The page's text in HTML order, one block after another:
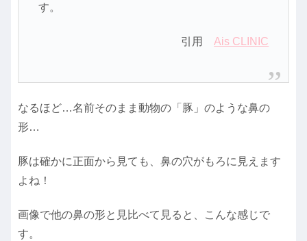
す。
引用Ais CLINIC
なるほど…名前そのまま動物の「豚」のような鼻の
形…
豚は確かに正面から見ても、鼻の穴がもろに見えます
よね！
画像で他の鼻の形と見比べて見ると、こんな感じで
す。